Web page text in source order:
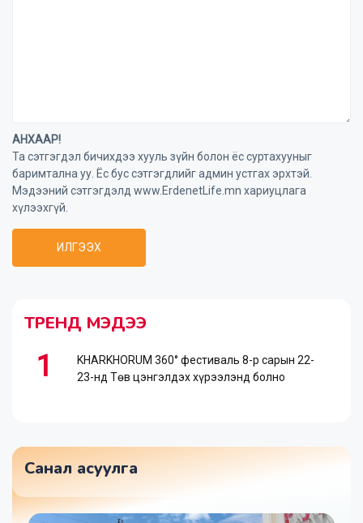
АНХААР!
Та сэтгэгдэл бичихдээ хууль зүйн болон ёс суртахууныг
баримтална уу. Ёс бус сэтгэгдлийг админ устгах эрхтэй.
Мэдээний сэтгэгдэлд www.ErdenetLife.mn хариуцлага
хүлээхгүй.
ИЛГЭЭХ
ТРЕНД МЭДЭЭ
1
KHARKHORUM 360° фестиваль 8-р сарын 22-
23-нд Төв цэнгэлдэх хүрээлэнд болно
Санал асуулга